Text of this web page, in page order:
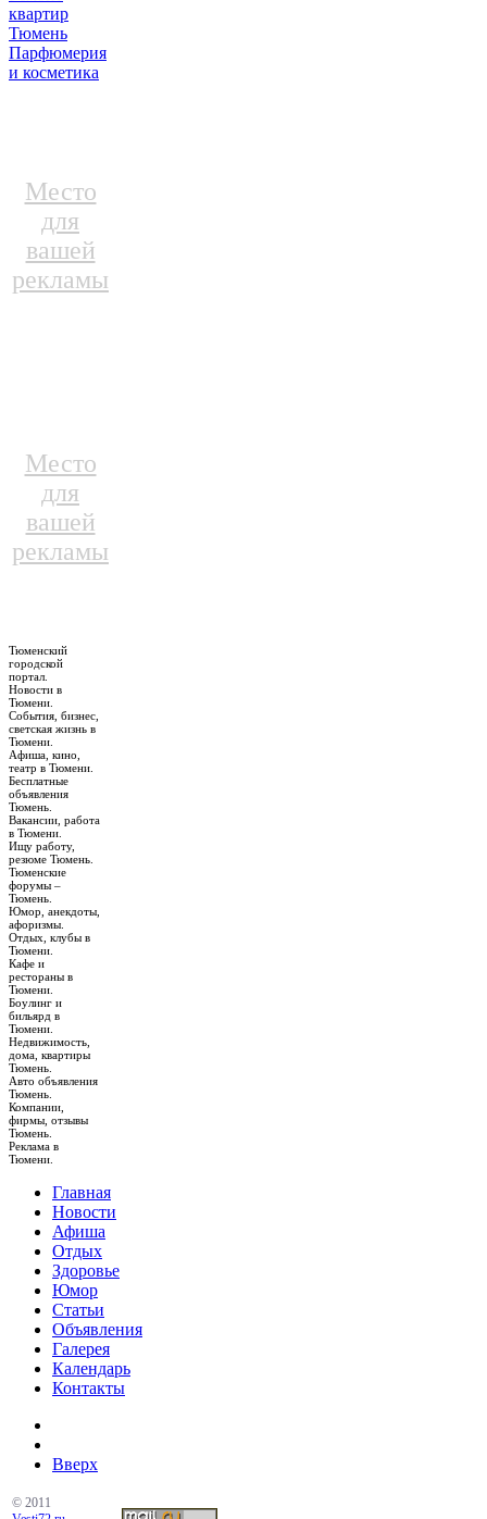
квартир
Тюмень
Парфюмерия
и косметика
Место
для
вашей
рекламы
Место
для
вашей
рекламы
Тюменский
городской
портал.
Новости в
Тюмени.
События, бизнес,
светская жизнь в
Тюмени.
Афиша, кино,
театр в Тюмени.
Бесплатные
объявления
Тюмень.
Вакансии, работа
в Тюмени.
Ищу работу,
резюме Тюмень.
Тюменские
форумы –
Тюмень.
Юмор, анекдоты,
афоризмы.
Отдых, клубы в
Тюмени.
Кафе и
рестораны в
Тюмени.
Боулинг и
бильярд в
Тюмени.
Недвижимость,
дома, квартиры
Тюмень.
Авто объявления
Тюмень.
Компании,
фирмы, отзывы
Тюмень.
Реклама в
Тюмени.
Главная
Новости
Афиша
Отдых
Здоровье
Юмор
Статьи
Объявления
Галерея
Календарь
Контакты
Вверх
© 2011